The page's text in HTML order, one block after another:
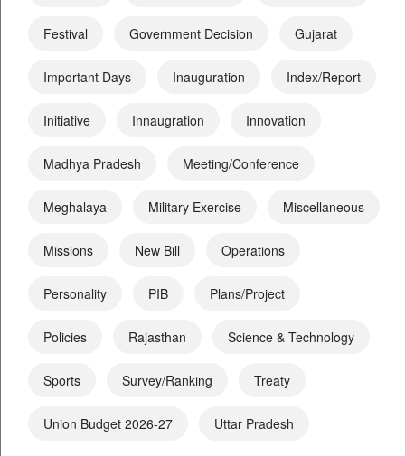
Festival Government Decision Gujarat
Important Days Inauguration Index/Report
Initiative Innaugration Innovation
Madhya Pradesh Meeting/Conference
Meghalaya Military Exercise Miscellaneous
Missions New Bill Operations
Personality PIB Plans/Project
Policies Rajasthan Science & Technology
Sports Survey/Ranking Treaty
Union Budget 2026-27 Uttar Pradesh